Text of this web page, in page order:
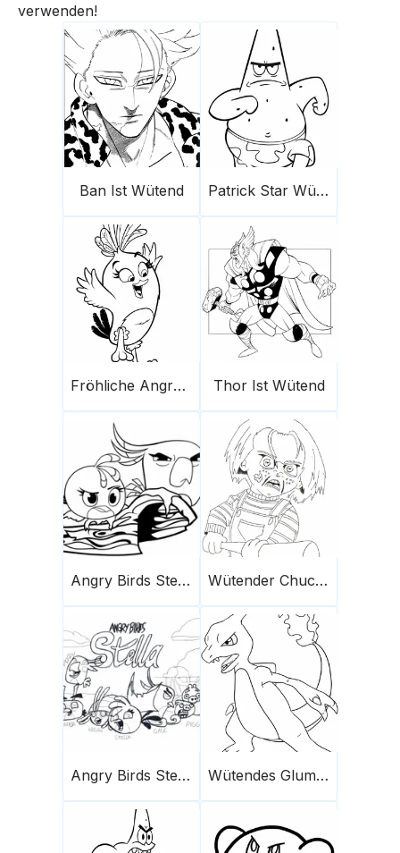
verwenden!
Ban Ist Wütend Patrick Star Wütend Rennt
Fröhliche Angry Birds Stella Thor Ist Wütend
Angry Birds Stella 6 2 Wütender Chucky
Angry Birds Stella Poster Wütendes Glumanda